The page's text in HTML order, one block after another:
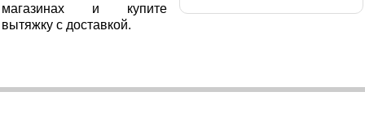
магазинах и купите
вытяжку с доставкой.